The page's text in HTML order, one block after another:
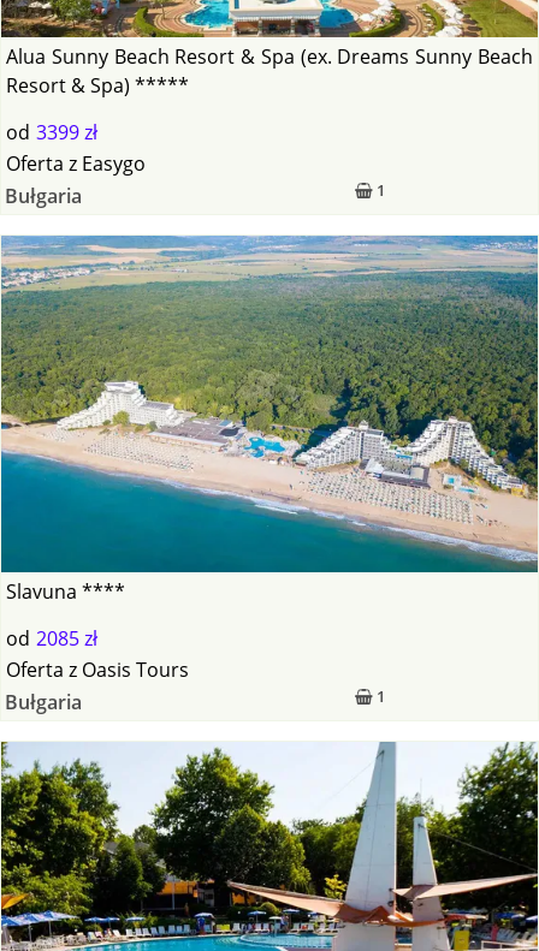
Alua Sunny Beach Resort & Spa (ex. Dreams Sunny Beach
Resort & Spa) *****
od 3399 zł
1
Oferta z Easygo
Bułgaria
Slavuna ****
od 2085 zł
1
Oferta z Oasis Tours
Bułgaria